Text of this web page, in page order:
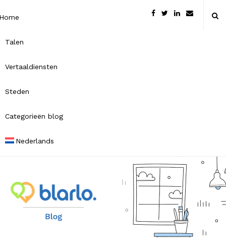
Talen
Vertaaldiensten
Steden
Categorieën blog
Nederlands
B